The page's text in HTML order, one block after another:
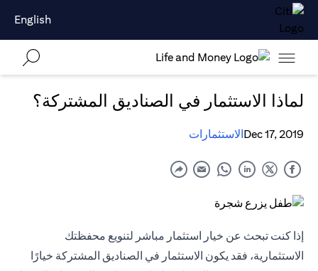
English
لماذا الاستثمار في الصناديق المشتركة؟
Dec 17, 2019الاستثمارات
إذا كنت تبحث عن خيار استثمار مباشر لتنويع محفظتك
الاستثمارية، فقد يكون الاستثمار في الصناديق المشتركة خيارًا